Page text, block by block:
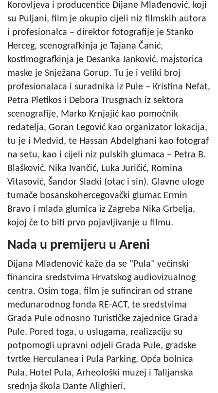
Korovljeva i producentice Dijane Mlađenović, koji
su Puljani, film je okupio cijeli niz filmskih autora
i profesionalca – direktor fotografije je Stanko
Herceg, scenografkinja je Tajana Čanić,
kostimografkinja je Desanka Janković, majstorica
maske je Snježana Gorup. Tu je i veliki broj
profesionalaca i suradnika iz Pule – Kristina Nefat,
Petra Pletikos i Debora Trusgnach iz sektora
scenografije, Marko Krnjajić kao pomoćnik
redatelja, Goran Legović kao organizator lokacija,
tu je i Medvid, te Hassan Abdelghani kao fotograf
na setu, kao i cijeli niz pulskih glumaca – Petra B.
Blašković, Nika Ivančić, Luka Juričić, Romina
Vitasović, Šandor Slacki (otac i sin). Glavne uloge
tumače bosanskohercegovački glumac Ermin
Bravo i mlada glumica iz Zagreba Nika Grbelja,
kojoj će to biti prvo pojavljivanje u filmu.
Nada u premijeru u Areni
Dijana Mlađenović kaže da se "Pula" većinski
financira sredstvima Hrvatskog audiovizualnog
centra. Osim toga, film je sufinciran od strane
međunarodnog fonda RE-ACT, te sredstvima
Grada Pule odnosno Turističke zajednice Grada
Pule. Pored toga, u uslugama, realizaciju su
potpomogli upravni odjeli Grada Pule, gradske
tvrtke Herculanea i Pula Parking, Opća bolnica
Pula, Hotel Pula, Arheološki muzej i Talijanska
srednja škola Dante Alighieri.